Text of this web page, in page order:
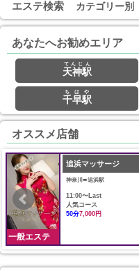
エステ検索 カテゴリー別
あなたへお勧めエリア
天神駅
てんじん
千早駅
ちはや
オススメ店舗
一般エステ
追浜マッサージ
神奈川➠追浜駅
11:00〜Last
人気コース
50分7,000円